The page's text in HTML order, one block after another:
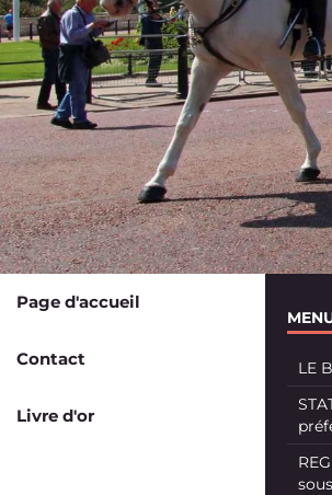
Page d'accueil
Contact
Livre d'or
LE